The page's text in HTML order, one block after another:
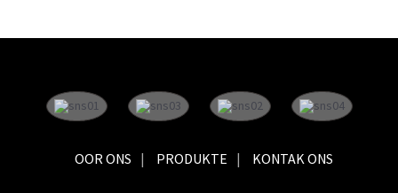
OOR ONS PRODUKTE KONTAK ONS